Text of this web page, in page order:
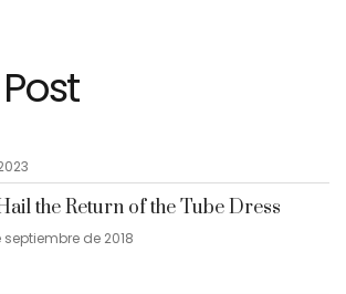
the Return of the Tube Dress
septiembre de 2018